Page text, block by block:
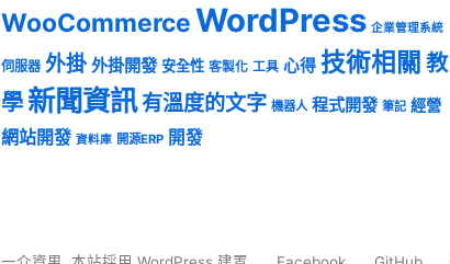
WooCommerceWordPress 企業管理系統
伺服器 外掛 外掛開發 安全性 客製化 工具 心得 技術相關 教
學 新聞資訊有溫度的文字 機器人 程式開發 筆記 經營
網站開發 資料庫 開源ERP 開發